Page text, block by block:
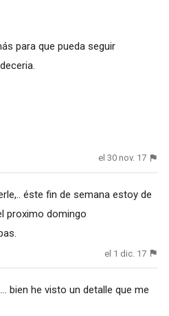
para que pueda seguir
el 30 nov. 17
éste fin de semana estoy de
proximo domingo
el 1 dic. 17
bien he visto un detalle que me